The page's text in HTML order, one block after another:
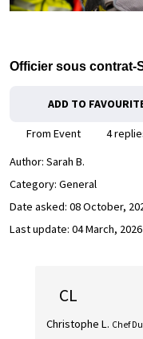
Officier sous contrat-
ADD TO
From Event 4
Author: Sarah B.
Category: General
Date asked: 08 October,
Last update: 04 March,
CL
Christophe L. Chef